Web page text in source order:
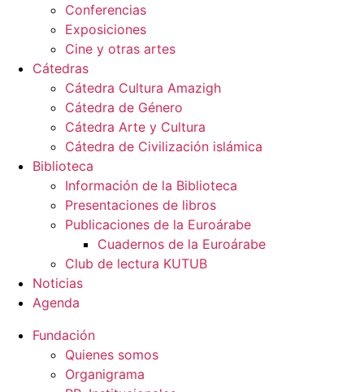
Conferencias
Exposiciones
Cine y otras artes
Cátedras
Cátedra Cultura Amazigh
Cátedra de Género
Cátedra Arte y Cultura
Cátedra de Civilización islámica
Biblioteca
Información de la Biblioteca
Presentaciones de libros
Publicaciones de la Euroárabe
Cuadernos de la Euroárabe
Club de lectura KUTUB
Noticias
Agenda
Fundación
Quienes somos
Organigrama